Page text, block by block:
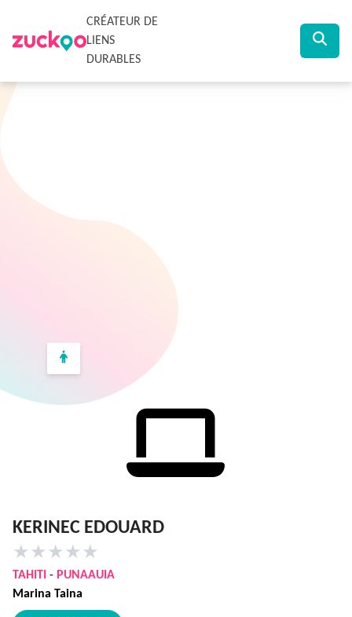
CRÉATEUR DE
LIENS
DURABLES
KERINEC EDOUARD
★ ★ ★ ★ ★
TAHITI - PUNAAUIA
Marina Taina